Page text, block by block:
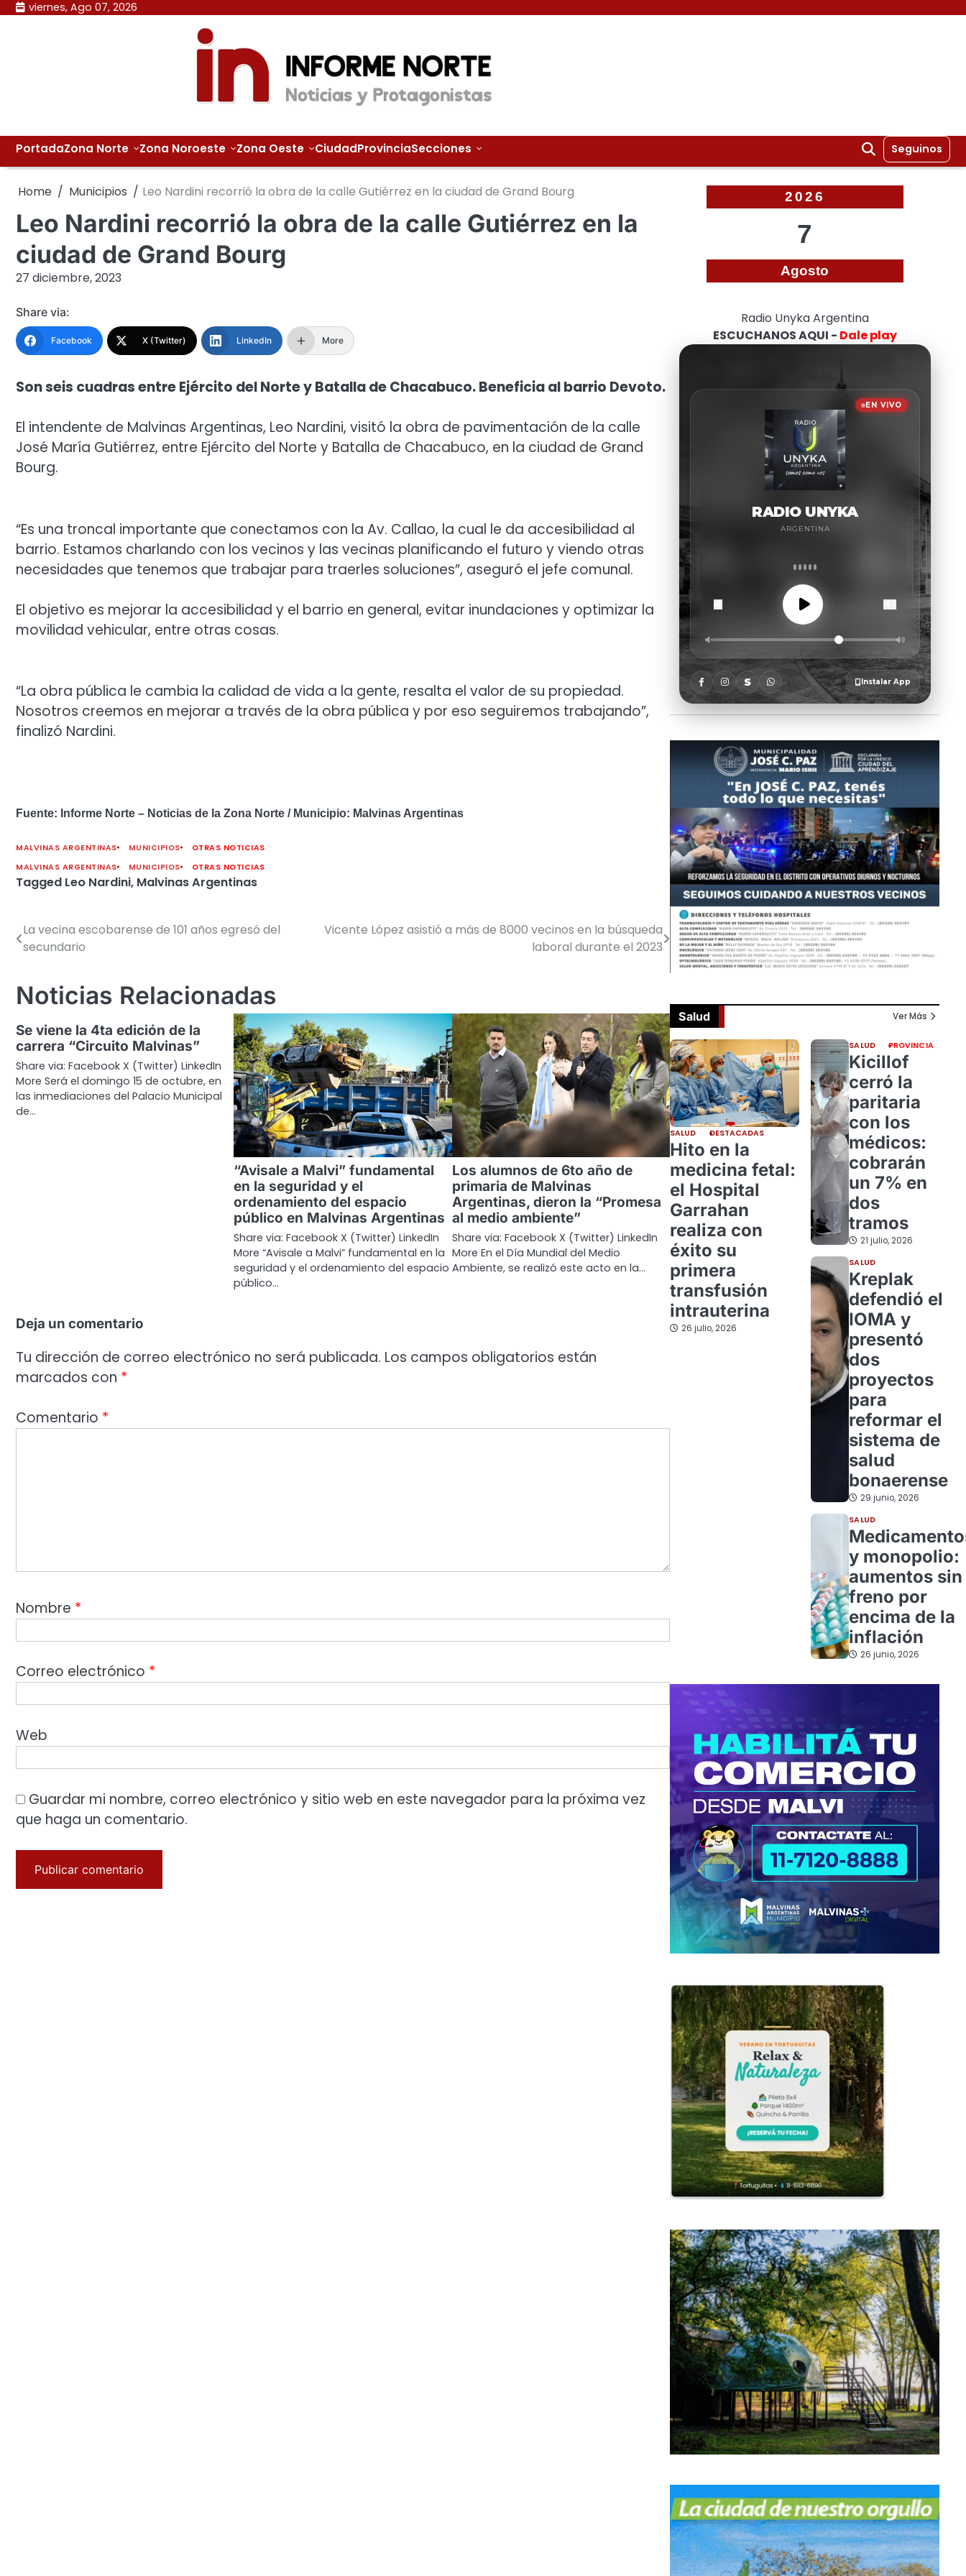
Skip viernes, Ago 07, 2026
PortadaZona Norte Zona Noroeste Zona Oeste CiudadProvinciaSecciones Seguinos
Home Municipios Leo Nardini recorrió la obra de la calle Gutiérrez en la ciudad de Grand Bourg
Leo Nardini recorrió la obra de la calle Gutiérrez en la
ciudad de Grand Bourg
27 diciembre, 2023
Share via:
Facebook X (Twitter) LinkedIn More
Son seis cuadras entre Ejército del Norte y Batalla de Chacabuco. Beneficia al barrio Devoto.
El intendente de Malvinas Argentinas, Leo Nardini, visitó la obra de pavimentación de la calle
José María Gutiérrez, entre Ejército del Norte y Batalla de Chacabuco, en la ciudad de Grand
Bourg.
“Es una troncal importante que conectamos con la Av. Callao, la cual le da accesibilidad al
barrio. Estamos charlando con los vecinos y las vecinas planificando el futuro y viendo otras
necesidades que tenemos que trabajar para traerles soluciones”, aseguró el jefe comunal.
El objetivo es mejorar la accesibilidad y el barrio en general, evitar inundaciones y optimizar la
movilidad vehicular, entre otras cosas.
“La obra pública le cambia la calidad de vida a la gente, resalta el valor de su propiedad.
Nosotros creemos en mejorar a través de la obra pública y por eso seguiremos trabajando”,
finalizó Nardini.
Fuente: Informe Norte – Noticias de la Zona Norte / Municipio: Malvinas Argentinas
MALVINAS ARGENTINAS MUNICIPIOS
OTRAS NOTICIAS
MALVINAS ARGENTINAS
MUNICIPIOS OTRAS NOTICIAS
Tagged Leo Nardini, Malvinas Argentinas
Navegación
entradas
La vecina escobarense de 101 años egresó del
secundario
Vicente López asistió a más de 8000 vecinos en la búsqueda
laboral durante el 2023
Noticias Relacionadas
Se viene la 4ta edición de la
carrera “Circuito Malvinas”
Share via: Facebook X (Twitter) LinkedIn
More Será el domingo 15 de octubre, en
las inmediaciones del Palacio Municipal
de…
“Avisale a Malvi” fundamental
en la seguridad y el
ordenamiento del espacio
público en Malvinas Argentinas
Share via: Facebook X (Twitter) LinkedIn
More “Avisale a Malvi” fundamental en la
seguridad y el ordenamiento del espacio
público…
Los alumnos de 6to año de
primaria de Malvinas
Argentinas, dieron la “Promesa
al medio ambiente”
Share via: Facebook X (Twitter) LinkedIn
More En el Día Mundial del Medio
Ambiente, se realizó este acto en la…
Deja un comentario
Tu dirección de correo electrónico no será publicada. Los campos obligatorios están
marcados con *
Comentario *
Nombre *
Correo electrónico *
Web
Guardar mi nombre, correo electrónico y sitio web en este navegador para la próxima vez
que haga un comentario.
2026
7
Agosto
Radio Unyka Argentina
ESCUCHANOS AQUI - Dale play
Salud Ver Más
SALUD DESTACADAS
Hito en la
medicina fetal:
el Hospital
Garrahan
realiza con
éxito su
primera
transfusión
intrauterina
26 julio, 2026
SALUD PROVINCIA
Kicillof
cerró la
paritaria
con los
médicos:
cobrarán
un 7% en
dos
tramos
21 julio, 2026
SALUD
Kreplak
defendió el
IOMA y
presentó
dos
proyectos
para
reformar el
sistema de
salud
bonaerense
29 junio, 2026
SALUD
y monopolio:
aumentos sin
freno por
encima de la
inflación
26 junio, 2026